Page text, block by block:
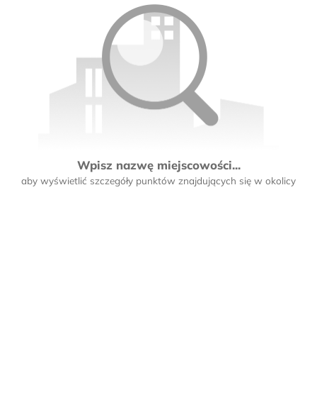
Wpisz nazwę miejscowości...
aby wyświetlić szczegóły punktów znajdujących się w okolicy